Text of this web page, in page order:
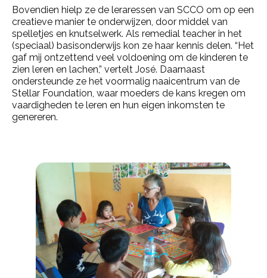
Bovendien hielp ze de leraressen van SCCO om op een
creatieve manier te onderwijzen, door middel van
spelletjes en knutselwerk. Als remedial teacher in het
(speciaal) basisonderwijs kon ze haar kennis delen. “Het
gaf mij ontzettend veel voldoening om de kinderen te
zien leren en lachen,” vertelt José. Daarnaast
ondersteunde ze het voormalig naaicentrum van de
Stellar Foundation, waar moeders de kans kregen om
vaardigheden te leren en hun eigen inkomsten te
genereren.